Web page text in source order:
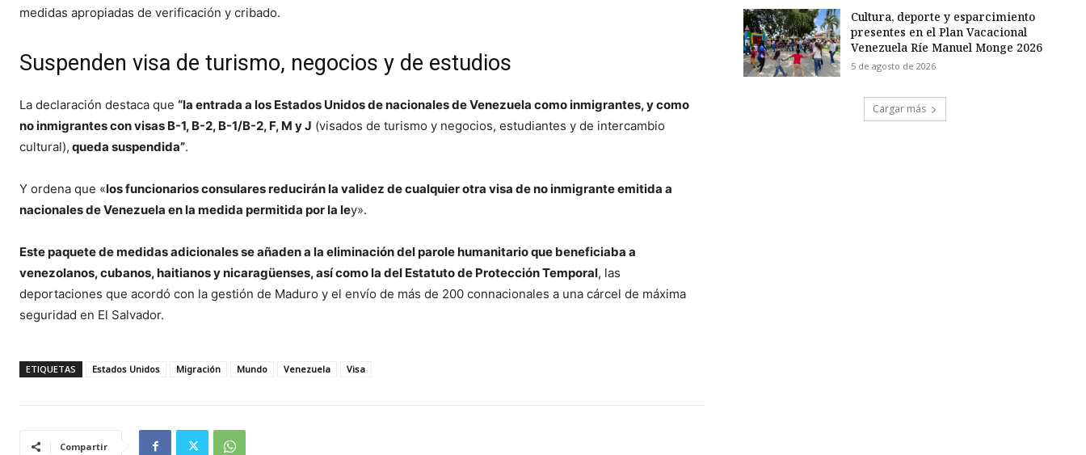
medidas apropiadas de verificación y cribado.
Suspenden visa de turismo, negocios y de estudios
La declaración destaca que “la entrada a los Estados Unidos de nacionales de Venezuela como inmigrantes, y como
no inmigrantes con visas B-1, B-2, B-1/B-2, F, M y J (visados de turismo y negocios, estudiantes y de intercambio
cultural), queda suspendida”.
Y ordena que «los funcionarios consulares reducirán la validez de cualquier otra visa de no inmigrante emitida a
nacionales de Venezuela en la medida permitida por la ley».
Este paquete de medidas adicionales se añaden a la eliminación del parole humanitario que beneficiaba a
venezolanos, cubanos, haitianos y nicaragüenses, así como la del Estatuto de Protección Temporal, las
deportaciones que acordó con la gestión de Maduro y el envío de más de 200 connacionales a una cárcel de máxima
seguridad en El Salvador.
ETIQUETAS Estados Unidos Migración Mundo Venezuela Visa
Compartir
Cultura, deporte y esparcimiento
presentes en el Plan Vacacional
Venezuela Ríe Manuel Monge 2026
5 de agosto de 2026
Cargar más